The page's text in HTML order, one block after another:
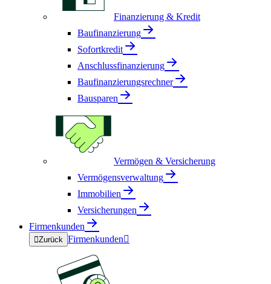
Finanzierung & Kredit
Baufinanzierung
Sofortkredit
Anschlussfinanzierung
Baufinanzierungsrechner
Bausparen
Vermögen & Versicherung
Vermögensverwaltung
Immobilien
Versicherungen
Firmenkunden
Zurück Firmenkunden